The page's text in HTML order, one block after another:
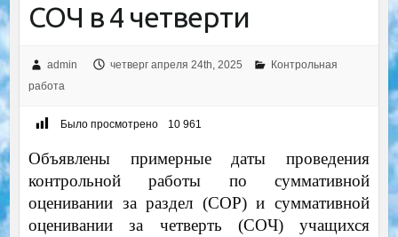
СОЧ в 4 четверти
admin четверг апреля 24th, 2025
Контрольная
работа
Было просмотрено 10 961
Объявлены примерные даты проведения
контрольной работы по суммативной
оценивании за раздел (СОР) и суммативной
оценивании за четверть (СОЧ) учащихся